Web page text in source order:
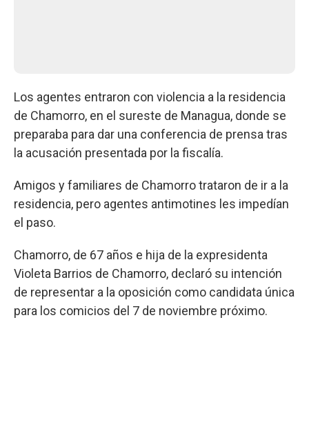
Los agentes entraron con violencia a la residencia
de Chamorro, en el sureste de Managua, donde se
preparaba para dar una conferencia de prensa tras
la acusación presentada por la fiscalía.
Amigos y familiares de Chamorro trataron de ir a la
residencia, pero agentes antimotines les impedían
el paso.
Chamorro, de 67 años e hija de la expresidenta
Violeta Barrios de Chamorro, declaró su intención
de representar a la oposición como candidata única
para los comicios del 7 de noviembre próximo.